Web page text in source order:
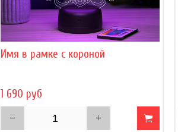
Имя в рамке с короной
1 690 руб